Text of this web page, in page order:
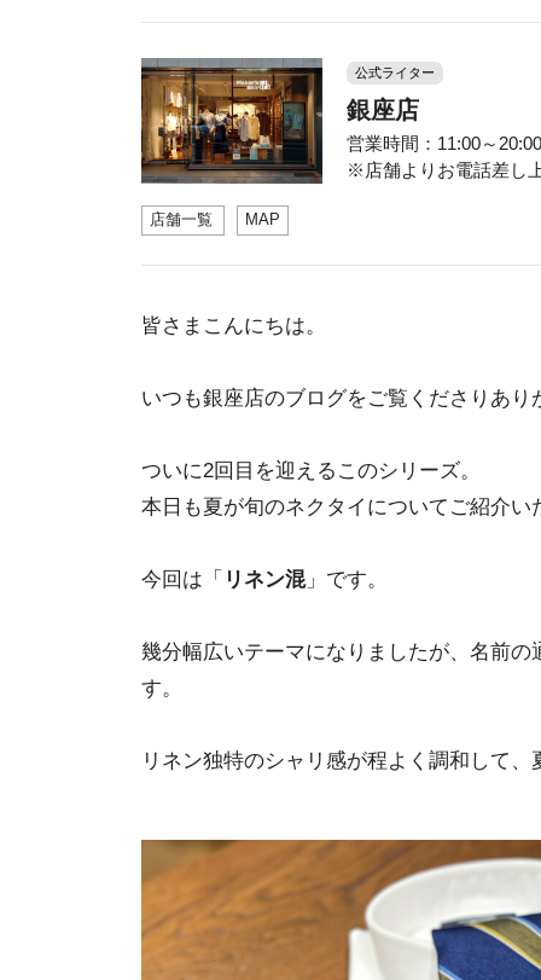
公式ライター
銀座店
営業時間：11:00～
※店舗よりお電話差し
店舗一覧 MAP
皆さまこんにちは。
いつも銀座店のブログをご覧くださりあり
ついに2回目を迎えるこのシリーズ。
本日も夏が旬のネクタイについてご紹介い
今回は「 リネン混」です。
幾分幅広いテーマになりましたが、名前
す。
リネン独特のシャリ感が程よく調和して